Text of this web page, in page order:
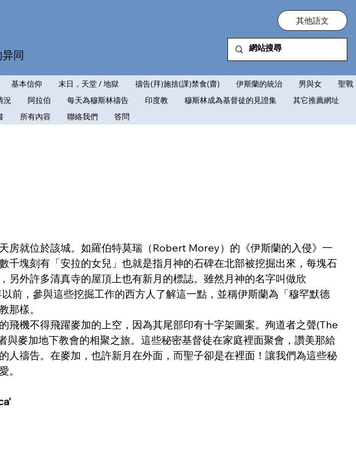
同
其他語文
基本信仰 末日，天堂 / 地獄 禱告(拜)施捨(課)禁食(齋) 伊斯蘭的統治 男與女
聖戰
況 阿拉伯 每天為穆斯林禱告 印度教 穆斯林成為基督徒的見證集
其它推薦網址
所有內容 聯絡我們 答問
房就位於該城。如羅伯特莫瑞（Robert Morey）的《伊斯蘭的入侵》一
塊刻有「安拉的女兒」也就是指月神的石碑在北部被挖掘出來，每塊石
外許多清真寺的屋頂上也有新月的標誌。雖然月神的名字叫做欣
前，參與這些挖掘工作的西方人了解這一點，並稱伊斯蘭為「穆罕默德
那樣。
機不得飛躍麥加的上空，因為其尾部印有十字架圖案。殉道者之聲(The
麥加地下教會的相聚之旅。這些秘密基督徒在家庭裡面聚會，讚美那給
禱告。在麥加，也許新月在外面，而聖子卻是在裡面！讓我們為這些秘
。